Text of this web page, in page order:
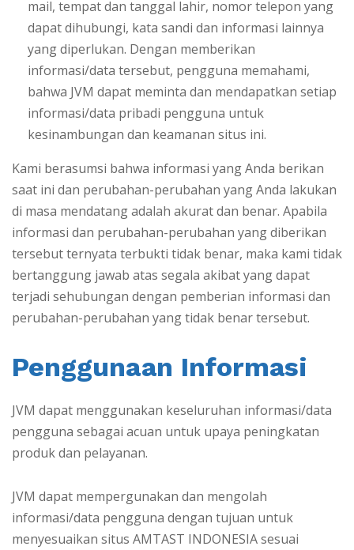
mail, tempat dan tanggal lahir, nomor telepon yang
dapat dihubungi, kata sandi dan informasi lainnya
yang diperlukan. Dengan memberikan
informasi/data tersebut, pengguna memahami,
bahwa JVM dapat meminta dan mendapatkan setiap
informasi/data pribadi pengguna untuk
kesinambungan dan keamanan situs ini.
Kami berasumsi bahwa informasi yang Anda berikan
saat ini dan perubahan-perubahan yang Anda lakukan
di masa mendatang adalah akurat dan benar. Apabila
informasi dan perubahan-perubahan yang diberikan
tersebut ternyata terbukti tidak benar, maka kami tidak
bertanggung jawab atas segala akibat yang dapat
terjadi sehubungan dengan pemberian informasi dan
perubahan-perubahan yang tidak benar tersebut.
Penggunaan Informasi
JVM dapat menggunakan keseluruhan informasi/data
pengguna sebagai acuan untuk upaya peningkatan
produk dan pelayanan.
JVM dapat mempergunakan dan mengolah
informasi/data pengguna dengan tujuan untuk
menyesuaikan situs AMTAST INDONESIA sesuai